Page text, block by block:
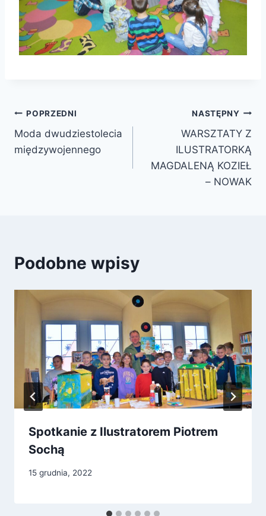
Nawigacja
wpisu
POPRZEDNI
Moda dwudziestolecia
międzywojennego
NASTĘPNY
WARSZTATY Z
ILUSTRATORKĄ
MAGDALENĄ KOZIEŁ
– NOWAK
Podobne wpisy
Spotkanie z Ilustratorem Piotrem
Sochą
15 grudnia, 2022